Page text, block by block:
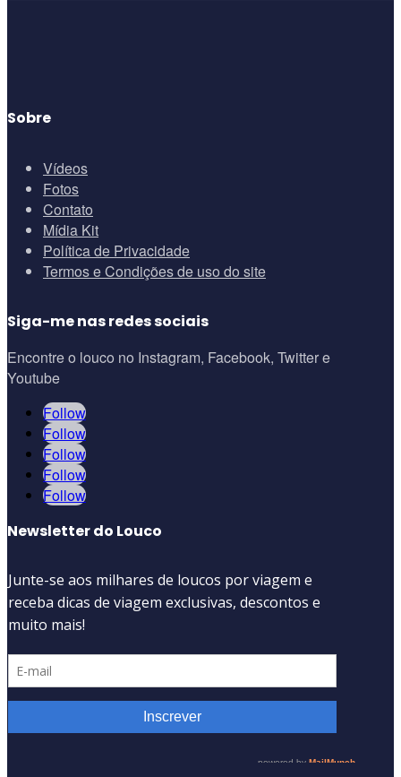
Sobre
Vídeos
Fotos
Contato
Mídia Kit
Política de Privacidade
Termos e Condições de uso do site
Siga-me nas redes sociais
Encontre o louco no Instagram, Facebook, Twitter e
Youtube
Follow
Follow
Follow
Follow
Follow
Newsletter do Louco